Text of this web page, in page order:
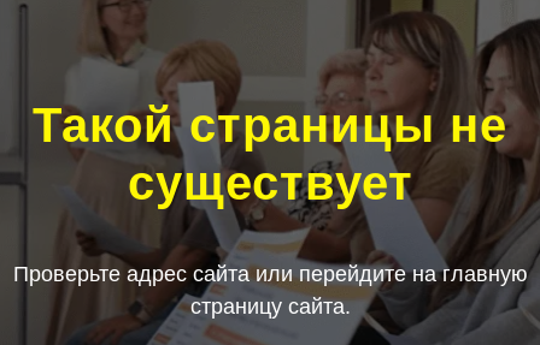
Такой страницы не
существует
Проверьте адрес сайта или перейдите на главную
страницу сайта.